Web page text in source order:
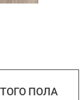
ПОЛА